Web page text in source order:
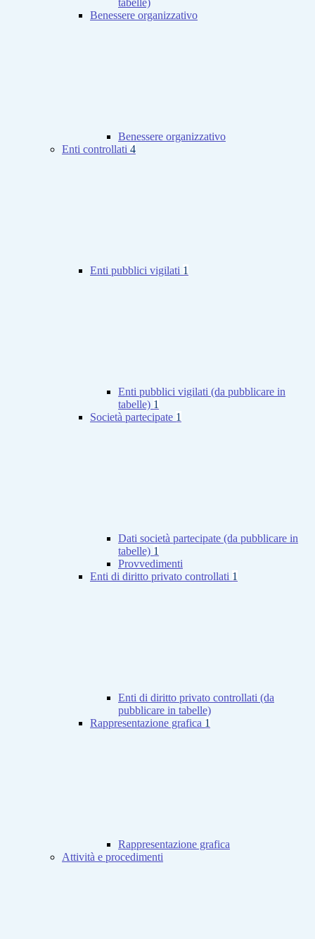
tabelle)
Benessere organizzativo
Benessere organizzativo
Enti controllati 4
Enti pubblici vigilati 1
Enti pubblici vigilati (da pubblicare in
tabelle) 1
Società partecipate 1
Dati società partecipate (da pubblicare in
tabelle) 1
Provvedimenti
Enti di diritto privato controllati 1
Enti di diritto privato controllati (da
pubblicare in tabelle)
Rappresentazione grafica 1
Rappresentazione grafica
Attività e procedimenti